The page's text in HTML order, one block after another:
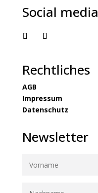
Social media
Rechtliches
AGB
Impressum
Datenschutz
Newsletter